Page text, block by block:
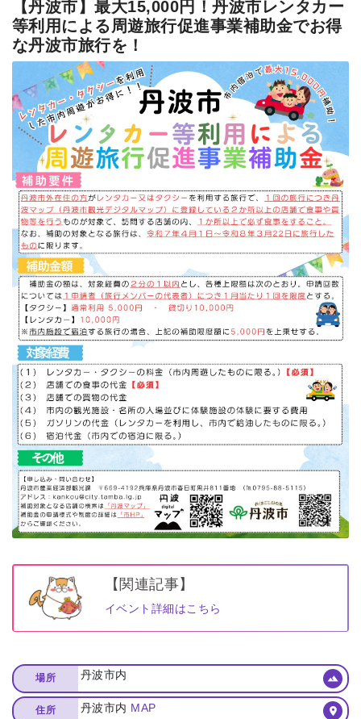
【丹波市】最大15,000円！丹波市レンタカー
等利用による周遊旅行促進事業補助金でお得
な丹波市旅行を！
【関連記事】
イベント詳細はこちら
場所 丹波市内
住所 丹波市内 MAP